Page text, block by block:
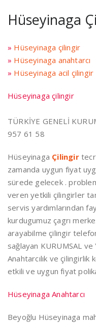
Hüseyinaga
» Hüseyinaga çilingir
» Hüseyinaga anahtarcı
» Hüseyinaga acil çilingir
Hüseyinaga çilingir
TÜRKİYE GENELİ
957 61 58
Hüseyinaga Çilingir
zamanda uygun fiyat
sürede gelecek . problem
veren yetkili çilingirler
servis yardımlarından
kurdugumuz çagrı
arayabilme çilingir
sağlayan KURUMSAL
Anahtarcılık ve çilingirlik
etkili ve uygun fiyat
Hüseyinaga Anahtarcı
Beyoğlu Hüseyinaga